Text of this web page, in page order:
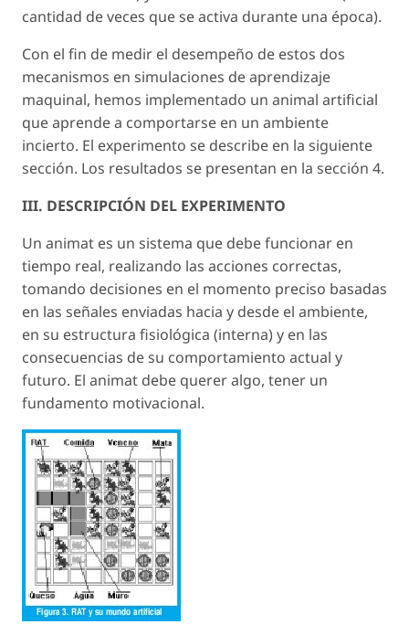
cantidad de veces que se activa durante una época).
Con el fin de medir el desempeño de estos dos
mecanismos en simulaciones de aprendizaje
maquinal, hemos implementado un animal artificial
que aprende a comportarse en un ambiente
incierto. El experimento se describe en la siguiente
sección. Los resultados se presentan en la sección 4.
III. DESCRIPCIÓN DEL EXPERIMENTO
Un animat es un sistema que debe funcionar en
tiempo real, realizando las acciones correctas,
tomando decisiones en el momento preciso basadas
en las señales enviadas hacia y desde el ambiente,
en su estructura fisiológica (interna) y en las
consecuencias de su comportamiento actual y
futuro. El animat debe querer algo, tener un
fundamento motivacional.